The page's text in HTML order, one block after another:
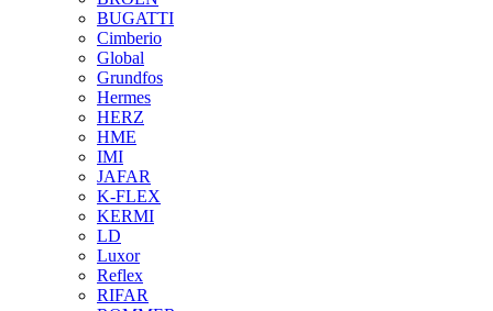
BUGATTI
Cimberio
Global
Grundfos
Hermes
HERZ
HME
IMI
JAFAR
K-FLEX
KERMI
LD
Luxor
Reflex
RIFAR